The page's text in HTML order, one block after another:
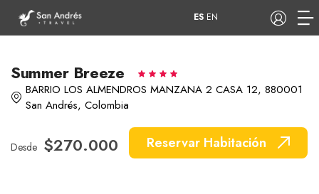
Tours Apartamentos
ES EN
Summer Breeze
BARRIO LOS ALMENDROS MANZANA 2 CASA 12, 880001
San Andrés, Colombia
Desde $270.000 Reservar Habitación